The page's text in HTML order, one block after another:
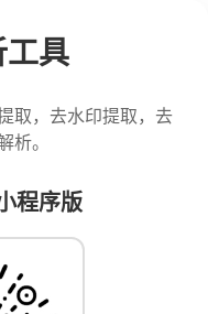
具
取，去水印提取，去
析。
程序版